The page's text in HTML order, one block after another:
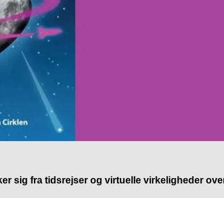
sig fra tidsrejser og virtuelle virkeligheder